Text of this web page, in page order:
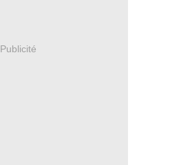
Publicité